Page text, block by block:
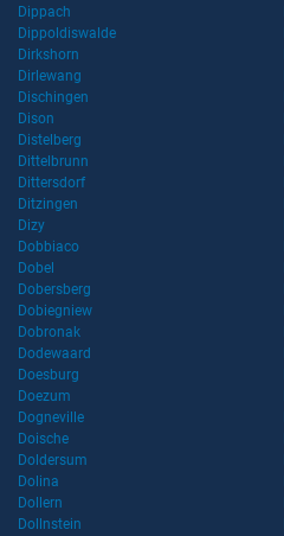
Dippach
Dippoldiswalde
Dirkshorn
Dirlewang
Dischingen
Dison
Distelberg
Dittelbrunn
Dittersdorf
Ditzingen
Dizy
Dobbiaco
Dobel
Dobersberg
Dobiegniew
Dobronak
Dodewaard
Doesburg
Doezum
Dogneville
Doische
Doldersum
Dolina
Dollern
Dollnstein